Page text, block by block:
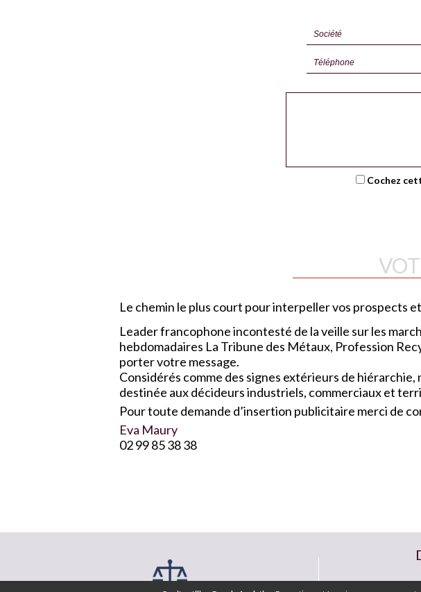
Cochez
Le chemin le plus court pour interpeller vos prospects
Leader francophone incontesté de la veille sur les
hebdomadaires La Tribune des Métaux, Profession
porter votre message.
Considérés comme des signes extérieurs de
destinée aux décideurs industriels, commerciaux et
Pour toute demande d’insertion publicitaire merci de
Eva Maury
02 99 85 38 38